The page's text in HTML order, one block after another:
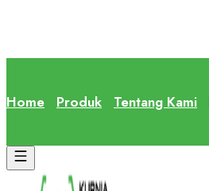
Home Produk Tentang Kami